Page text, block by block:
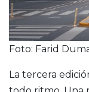
Foto: Farid
La tercera